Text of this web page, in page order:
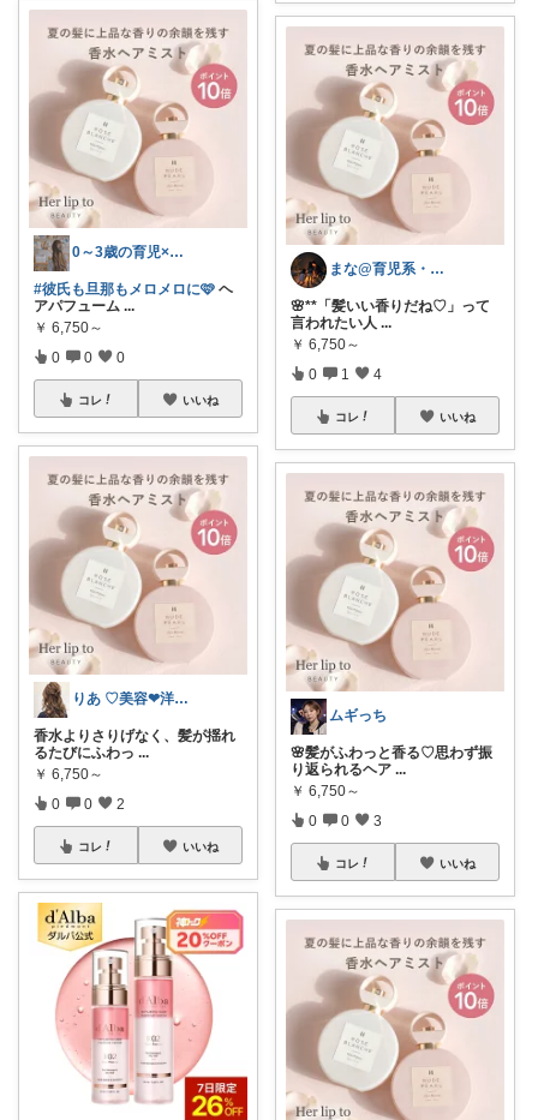
0～3歳の育児×美容コスメ(毎日投稿)
#彼氏も旦那もメロメロに🩷 ヘ
アパフューム ...
￥ 6,750～
0 0 0
コレ いいね
りあ ♡美容❤︎洋服❤︎美食❤︎30代
香水よりさりげなく、髪が揺れ
るたびにふわっ ...
￥ 6,750～
0 0 2
コレ いいね
まな@育児系・産後ダイエットと美容
🌸**「髪いい香りだね♡」って
言われたい人 ...
￥ 6,750～
0 1 4
コレ いいね
ムギっち
🌸髪がふわっと香る♡思わず振
り返られるヘア ...
￥ 6,750～
0 0 3
コレ いいね